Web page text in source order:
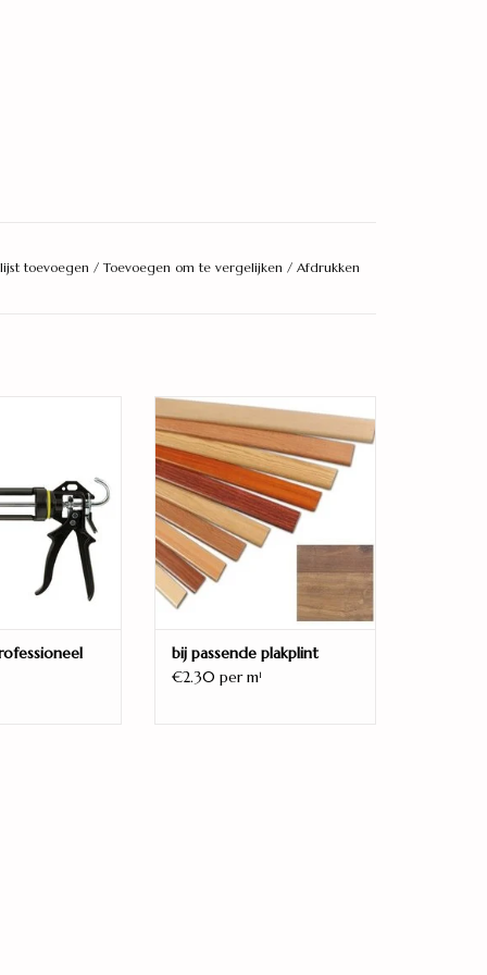
toevoegen /Toevoegen om te vergelijken / Afdrukken
bij passende plakplint
TOEVOEGEN AAN WINKELWAGEN
bij passende plakplint
€2.30 per m1